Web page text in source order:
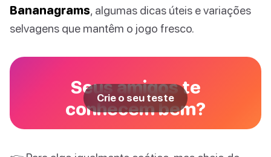
Bananagrams, algumas dicas úteis e variações
selvagens que mantêm o jogo fresco.
Seus amigos te
conhecem bem?
Crie o seu teste